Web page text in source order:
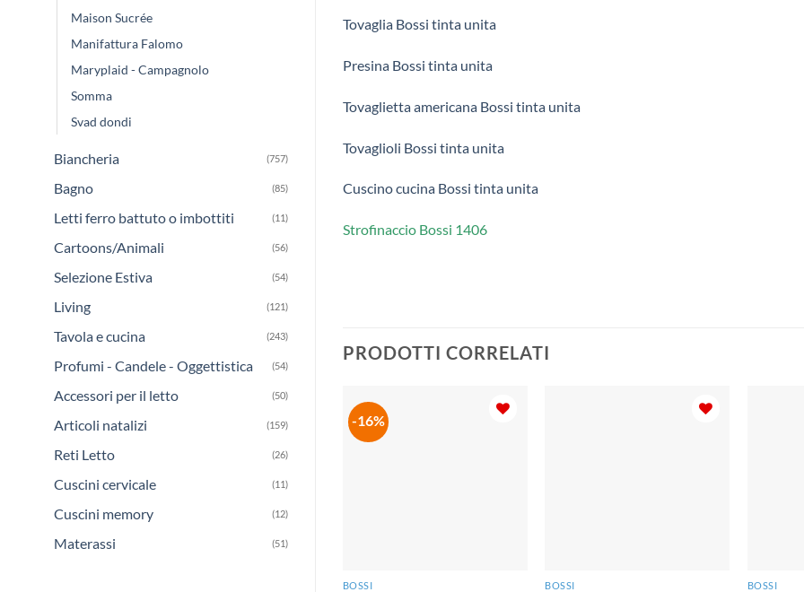
Maison Sucrée
Manifattura Falomo
Maryplaid - Campagnolo
Somma
Svad dondi
Biancheria (757)
Bagno (85)
Letti ferro battuto o imbottiti (11)
Cartoons/Animali (56)
Selezione Estiva (54)
Living (121)
Tavola e cucina (243)
Profumi - Candele - Oggettistica (54)
Accessori per il letto (50)
Articoli natalizi (159)
Reti Letto (26)
Cuscini cervicale (11)
Cuscini memory (12)
Materassi (51)
Tovaglia Bossi tinta unita
Presina Bossi tinta unita
Tovaglietta americana Bossi tinta unita
Tovaglioli Bossi tinta unita
Cuscino cucina Bossi tinta unita
Strofinaccio Bossi 1406
PRODOTTI CORRELATI
-16%
BOSSI BOSSI BOSSI